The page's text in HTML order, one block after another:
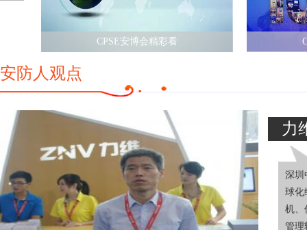
CPSE安博会精彩看
安防人观点
力
深圳
球化
机、
管理